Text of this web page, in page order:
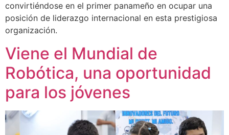
convirtiéndose en el primer panameño en ocupar una
posición de liderazgo internacional en esta prestigiosa
organización.
Viene el Mundial de
Robótica, una oportunidad
para los jóvenes